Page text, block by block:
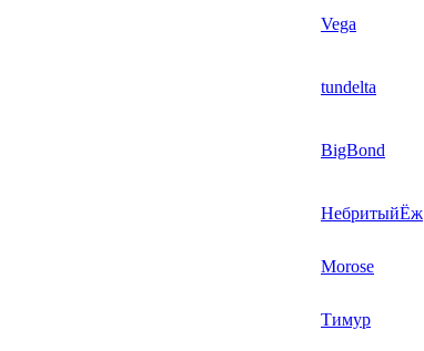
Vega
tundelta
BigBond
НебритыйЁж
Morose
Тимур